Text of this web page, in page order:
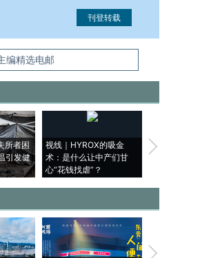
编精选电邮
所者困
引发健
视线｜HYROX的吸金
术：是什么让中产们甘
心“花钱找虐”？
马航飞行员
【推广】走